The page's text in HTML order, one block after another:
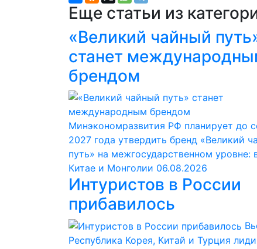
Еще статьи из
«Великий чайный
станет
брендом
Минэкономразвития РФ планирует до
2027 года утвердить бренд «Великий
путь» на межгосударственном уровне:
Китае и Монголии 06.08.2026
Интуристов в России
прибавилось
Республика Корея, Китай и Турция